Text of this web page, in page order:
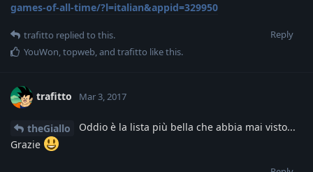
games-of-all-time/?l=italian&appid=329950
Reply
trafitto replied to this.
YouWon,topweb, and trafitto like this.
trafitto Mar 3, 2017
theGiallo
Oddio è la lista più bella che abbia mai visto...
Grazie